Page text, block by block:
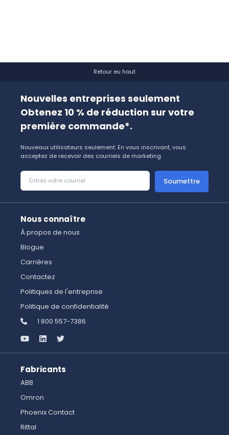
Retour eu haut
Nouvelles entreprises seulement
Obtenez 10 % de réduction sur votre
première commande*.
Nouveaux utilisateurs seulement: En vous inscrivant, vous
acceptez de recevoir des courriels de marketing.
Soumettre
Nous connaître
À propos de nous
Blogue
Carrières
Contactez
Politiques de l'entreprise
Politique de confidentialité
1 800 557-7386
Fabricants
ABB
Omron
Phoenix Contact
Rittal